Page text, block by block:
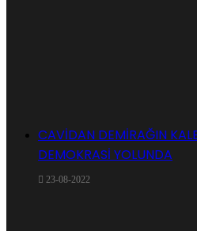
CAVİDAN DEMİRAĞIN
DEMOKRASİ YOLUNDA
23-08-2022